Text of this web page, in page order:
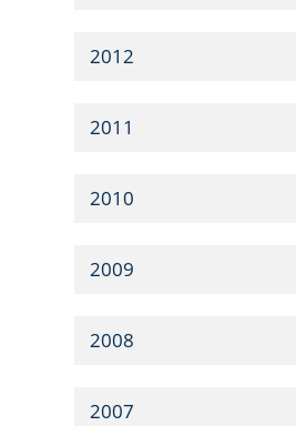
2012
2011
2010
2009
2008
2007